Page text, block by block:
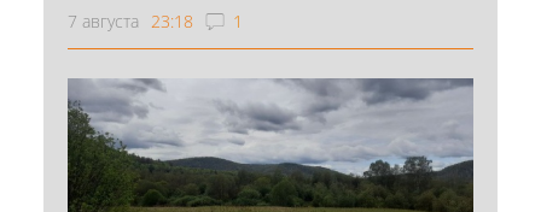
7 августа 23:18 1